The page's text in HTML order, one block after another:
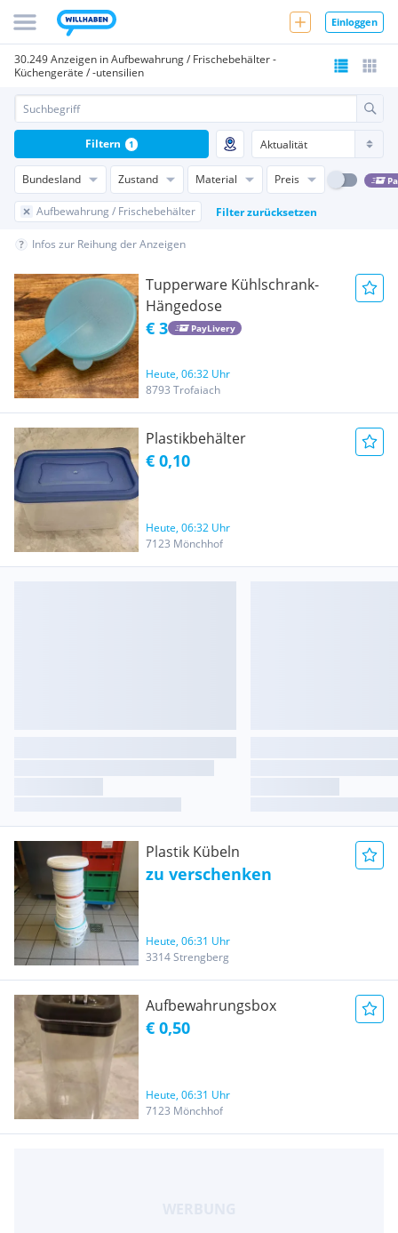
Einloggen
30.249 Anzeigen in Aufbewahrung / Frischebehälter -
Küchengeräte / -utensilien
Bundesland Zustand Material Preis
Aufbewahrung / Frischebehälter Filter zurücksetzen
Filtern 1
Infos zur Reihung der Anzeigen
Tupperware Kühlschrank-
Hängedose
€ 3 PayLivery
Heute, 06:32 Uhr
8793 Trofaiach
Plastikbehälter
€ 0,10
Heute, 06:32 Uhr
7123 Mönchhof
Plastik Kübeln
zu verschenken
Heute, 06:31 Uhr
3314 Strengberg
Aufbewahrungsbox
€ 0,50
Heute, 06:31 Uhr
7123 Mönchhof